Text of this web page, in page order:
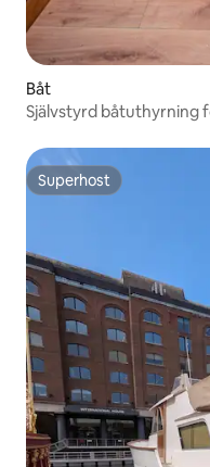
Båt
Självstyrd båtuthyrning
Superhost
Superhost